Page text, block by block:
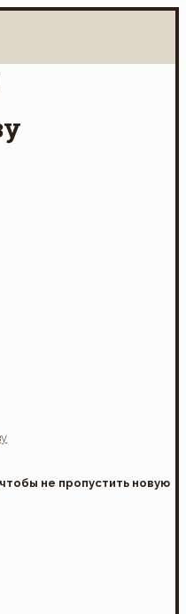
не пропустить новую